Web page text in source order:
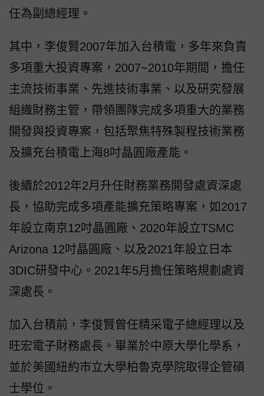
任為副總經理。
其中，李俊賢2007年加入台積電，多年來負責
多項重大投資專案，2007~2010年期間，擔任
主流技術事業、先進技術事業、以及研究發展
組織財務主管，帶領團隊完成多項重大的業務
開發與投資專案，包括聚焦特殊製程技術業務
及擴充台積電上海8吋晶圓廠產能。
後續於2012年2月升任財務業務開發處資深處
長，協助完成多項產能擴充策略專案，如2017
年設立南京12吋晶圓廠、2020年設立TSMC
Arizona 12吋晶圓廠、以及2021年設立日本
3DIC研發中心。2021年5月擔任策略規劃處資
深處長。
加入台積前，李俊賢曾任精采電子總經理以及
旺宏電子財務處長。畢業於中原大學化學系，
並於美國紐約市立大學柏魯克學院取得企管碩
士學位。